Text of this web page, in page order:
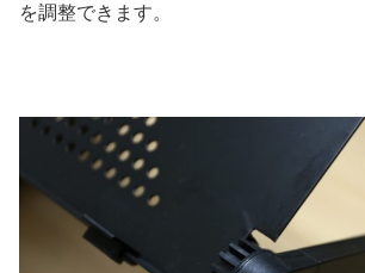
を調整できます。